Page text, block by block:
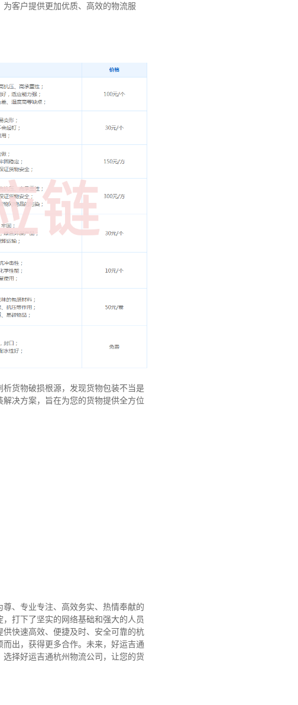
客户提供更加优质、高效的物流服
货物破损根源，发现货物包装不当是
决方案，旨在为您的货物提供全方位
尊、专业专注、高效务实、热情奉献的
打下了坚实的网络基础和强大的人员
快速高效、便捷及时、安全可靠的杭
出，获得更多合作。 未来，好运吉通
择好运吉通杭州物流公司，让您的货